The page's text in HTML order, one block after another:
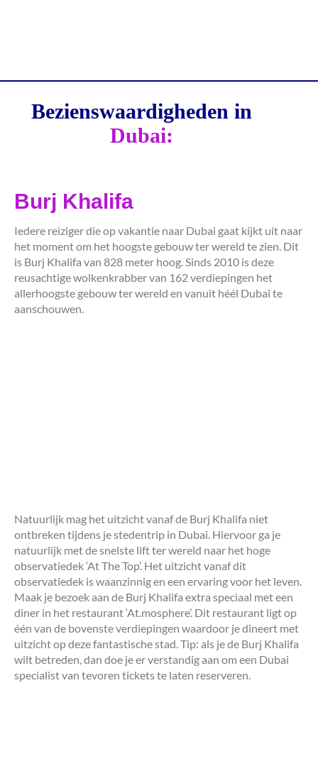
Bezienswaardigheden in
Dubai:
Burj Khalifa
Iedere reiziger die op vakantie naar Dubai gaat kijkt uit naar
het moment om het hoogste gebouw ter wereld te zien. Dit
is Burj Khalifa van 828 meter hoog. Sinds 2010 is deze
reusachtige wolkenkrabber van 162 verdiepingen het
allerhoogste gebouw ter wereld en vanuit héél Dubai te
aanschouwen.
Natuurlijk mag het uitzicht vanaf de Burj Khalifa niet
ontbreken tijdens je stedentrip in Dubai. Hiervoor ga je
natuurlijk met de snelste lift ter wereld naar het hoge
observatiedek ‘At The Top’. Het uitzicht vanaf dit
observatiedek is waanzinnig en een ervaring voor het leven.
Maak je bezoek aan de Burj Khalifa extra speciaal met een
diner in het restaurant ‘At.mosphere’. Dit restaurant ligt op
één van de bovenste verdiepingen waardoor je dineert met
uitzicht op deze fantastische stad. Tip: als je de Burj Khalifa
wilt betreden, dan doe je er verstandig aan om een Dubai
specialist van tevoren tickets te laten reserveren.